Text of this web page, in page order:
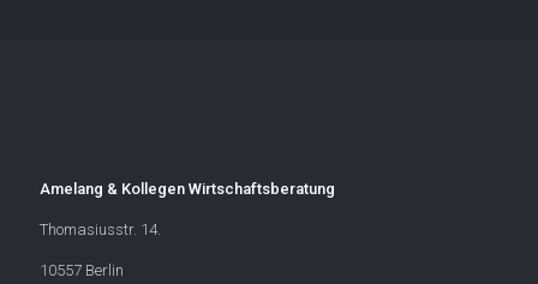
Amelang & Kollegen Wirtschaftsberatung
Thomasiusstr. 14.
10557 Berlin